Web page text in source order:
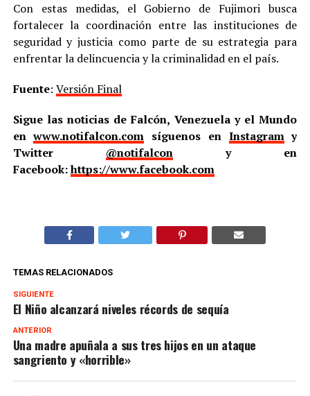
Con estas medidas, el Gobierno de Fujimori busca
fortalecer la coordinación entre las instituciones de
seguridad y justicia como parte de su estrategia para
enfrentar la delincuencia y la criminalidad en el país.
Fuente: Versión Final
Sigue las noticias de Falcón, Venezuela y el Mundo
enwww.notifalcon.com síguenos en Instagramy
Twitter @notifalcony en
Facebook:https://www.facebook.com
TEMAS RELACIONADOS
SIGUIENTE
El Niño alcanzará niveles récords de sequía
ANTERIOR
Una madre apuñala a sus tres hijos en un ataque
sangriento y «horrible»